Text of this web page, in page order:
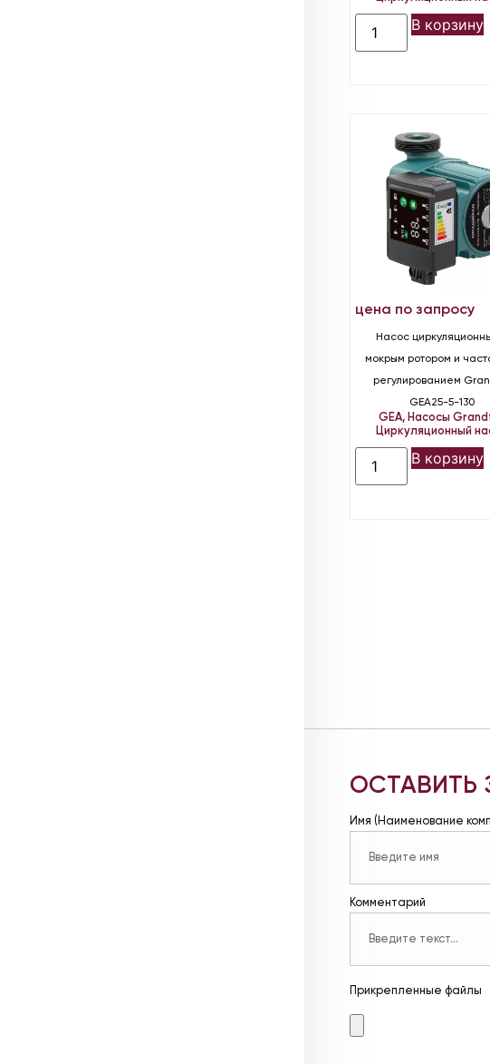
В корзину
цена по запросу
Насос
мокрым ротором и
регулированием
GEA25-5-130
GEA, Насосы
Циркуляционный
В корзину
ОСТАВИТЬ
Имя (Наименование
Комментарий
Прикрепленные файлы